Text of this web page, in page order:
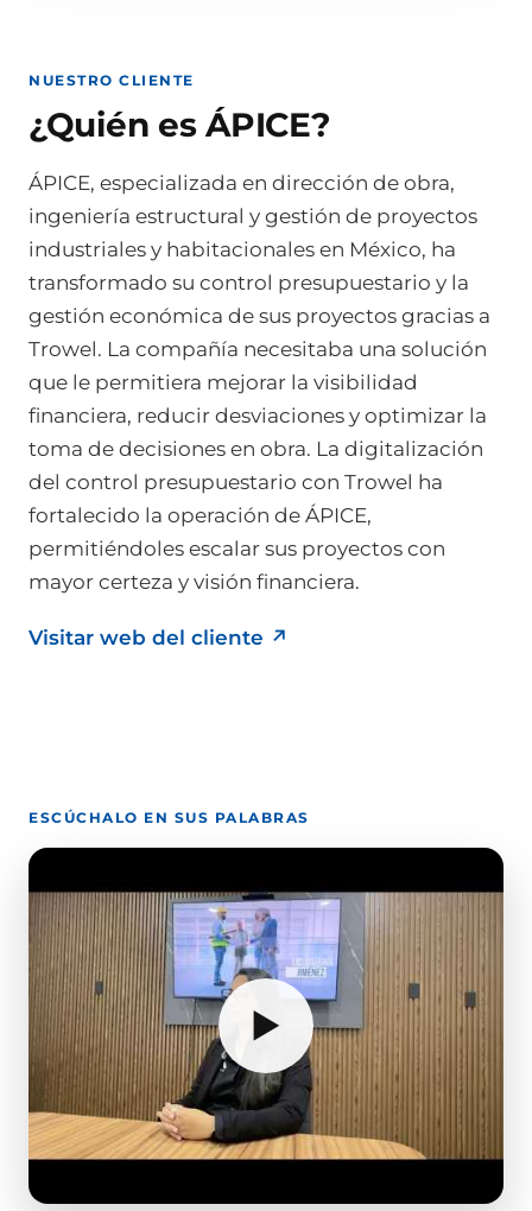
NUESTRO CLIENTE
¿Quién es ÁPICE?
ÁPICE, especializada en dirección de obra,
ingeniería estructural y gestión de proyectos
industriales y habitacionales en México, ha
transformado su control presupuestario y la
gestión económica de sus proyectos gracias a
Trowel. La compañía necesitaba una solución
que le permitiera mejorar la visibilidad
financiera, reducir desviaciones y optimizar la
toma de decisiones en obra. La digitalización
del control presupuestario con Trowel ha
fortalecido la operación de ÁPICE,
permitiéndoles escalar sus proyectos con
mayor certeza y visión financiera.
Visitar web del cliente ↗
ESCÚCHALO EN SUS PALABRAS
▶